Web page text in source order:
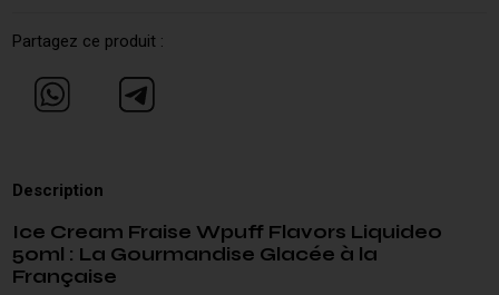
Partagez ce produit :
Description
Ice Cream Fraise Wpuff Flavors Liquideo
50ml : La Gourmandise Glacée à la
Française